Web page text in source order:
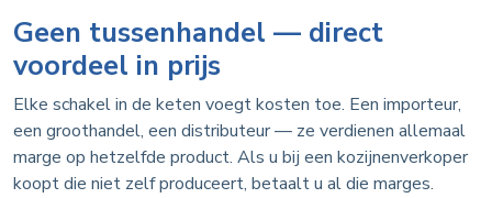
Geen tussenhandel — direct
voordeel in prijs
Elke schakel in de keten voegt kosten toe. Een importeur,
een groothandel, een distributeur — ze verdienen allemaal
marge op hetzelfde product. Als u bij een kozijnenverkoper
koopt die niet zelf produceert, betaalt u al die marges.